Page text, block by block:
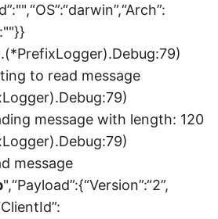
to read message
message with length: 120
message
",“Payload”:{“Version”:“2”,